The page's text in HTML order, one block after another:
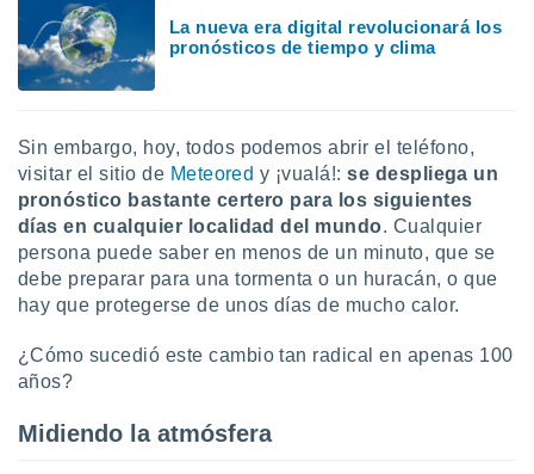
el sitio
para
aunque
no
Puedes
acceder a
web a
La nueva era digital revolucionará los
pronósticos de tiempo y clima
Sin embargo, hoy, todos podemos abrir el teléfono,
visitar el sitio de Meteored y ¡vualá!:se despliega un
pronóstico bastante certero para los siguientes
días en cualquier localidad del mundo. Cualquier
persona puede saber en menos de un minuto, que se
debe preparar para una tormenta o un huracán, o que
hay que protegerse de unos días de mucho calor.
¿Cómo sucedió este cambio tan radical en apenas 100
años?
Midiendo la atmósfera